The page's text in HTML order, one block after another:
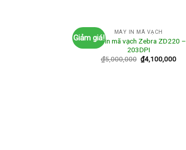
Giảm giá!
MÁY IN MÃ VẠCH
Máy in mã vạch Zebra ZD220 –
203DPI
₫5,000,000 ₫4,100,000